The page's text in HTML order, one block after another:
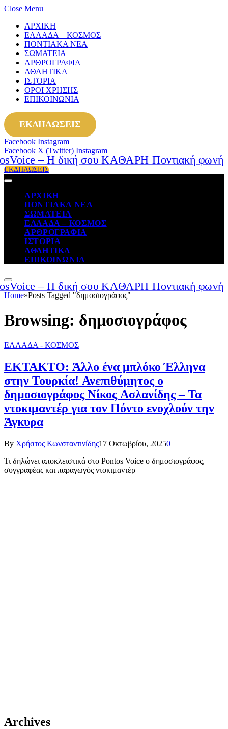
Close Menu
ΑΡΧΙΚΗ
ΕΛΛΑΔΑ – ΚΟΣΜΟΣ
ΠΟΝΤΙΑΚΑ ΝΕΑ
ΣΩΜΑΤΕΙΑ
ΑΡΘΡΟΓΡΑΦΙΑ
ΑΘΛΗΤΙΚΑ
ΙΣΤΟΡΙΑ
ΟΡΟΙ ΧΡΗΣΗΣ
ΕΠΙΚΟΙΝΩΝΙΑ
ΕΚΔΗΛΩΣΕΙΣ
Facebook Instagram
Facebook X (Twitter) Instagram
ΕΚΔΗΛΩΣΕΙΣ
ΑΡΧΙΚΗ
ΠΟΝΤΙΑΚΑ ΝΕΑ
ΣΩΜΑΤΕΙΑ
ΕΛΛΑΔΑ – ΚΟΣΜΟΣ
ΑΡΘΡΟΓΡΑΦΙΑ
ΙΣΤΟΡΙΑ
ΑΘΛΗΤΙΚΑ
ΕΠΙΚΟΙΝΩΝΙΑ
Home»Posts Tagged "δημοσιογράφος"
Browsing: δημοσιογράφος
ΕΛΛΑΔΑ - ΚΟΣΜΟΣ
ΕΚΤΑΚΤΟ: Άλλο ένα μπλόκο Έλληνα
στην Τουρκία! Ανεπιθύμητος ο
δημοσιογράφος Νίκος Ασλανίδης – Τα
ντοκιμαντέρ για τον Πόντο ενοχλούν την
Άγκυρα
By Χρήστος Κωνσταντινίδης17 Οκτωβρίου, 20250
Τι δηλώνει αποκλειστικά στο Pontos Voice ο δημοσιογράφος,
συγγραφέας και παραγωγός ντοκιμαντέρ
Archives